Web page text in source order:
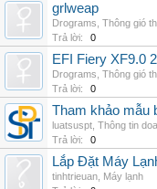
grlweap
Drograms Thông gió
Trả lời:
0
EFI Fiery XF9.0 2
Drograms Thông gió
Trả lời:
0
Tham khảo mẫu
luatsuspt Thông tin
Trả lời:
0
Lắp Đặt Máy
tinhtrieuan Máy lạnh